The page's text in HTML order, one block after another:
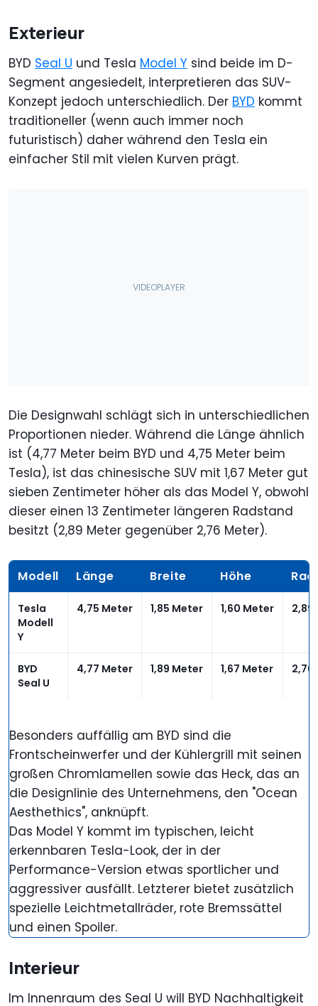
Exterieur
BYD Seal U und Tesla Model Y sind beide im D-
Segment angesiedelt, interpretieren das SUV-
Konzept jedoch unterschiedlich. Der BYD kommt
traditioneller (wenn auch immer noch
futuristisch) daher während den Tesla ein
einfacher Stil mit vielen Kurven prägt.
Die Designwahl schlägt sich in unterschiedlichen
Proportionen nieder. Während die Länge ähnlich
ist (4,77 Meter beim BYD und 4,75 Meter beim
Tesla), ist das chinesische SUV mit 1,67 Meter gut
sieben Zentimeter höher als das Model Y, obwohl
dieser einen 13 Zentimeter längeren Radstand
besitzt (2,89 Meter gegenüber 2,76 Meter).
Modell Länge Breite Höhe
Tesla
Modell
Y
4,75 Meter 1,85 Meter 1,60 Meter 2,89
BYD
Seal U
4,77 Meter 1,89 Meter 1,67 Meter 2,76
Besonders auffällig am BYD sind die
Frontscheinwerfer und der Kühlergrill mit seinen
großen Chromlamellen sowie das Heck, das an
die Designlinie des Unternehmens, den "Ocean
Aesthethics", anknüpft.
Das Model Y kommt im typischen, leicht
erkennbaren Tesla-Look, der in der
Performance-Version etwas sportlicher und
aggressiver ausfällt. Letzterer bietet zusätzlich
spezielle Leichtmetallräder, rote Bremssättel
und einen Spoiler.
Interieur
Im Innenraum des Seal U will BYD Nachhaltigkeit